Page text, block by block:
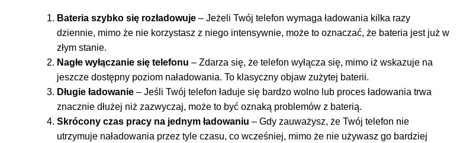
Bateria szybko się rozładowuje – Jeżeli Twój telefon wymaga ładowania kilka razy
dziennie, mimo że nie korzystasz z niego intensywnie, może to oznaczać, że bateria jest już w
złym stanie.
Nagłe wyłączanie się telefonu – Zdarza się, że telefon wyłącza się, mimo iż wskazuje na
jeszcze dostępny poziom naładowania. To klasyczny objaw zużytej baterii.
Długie ładowanie – Jeśli Twój telefon ładuje się bardzo wolno lub proces ładowania trwa
znacznie dłużej niż zazwyczaj, może to być oznaką problemów z baterią.
Skrócony czas pracy na jednym ładowaniu – Gdy zauważysz, że Twój telefon nie
utrzymuje naładowania przez tyle czasu, co wcześniej, mimo że nie używasz go bardziej